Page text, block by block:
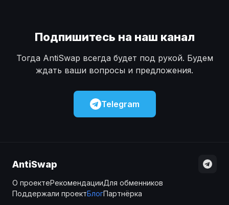
Подпишитесь на наш канал
Тогда AntiSwap всегда будет под рукой. Будем
ждать ваши вопросы и предложения.
Telegram
AntiSwap
О проектеРекомендацииДля обменников
Поддержали проектБлогПартнёрка